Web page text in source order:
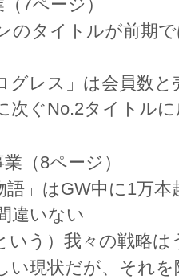
7ページ）
のタイトルが前期
グレス」は会員数
次ぐNo.2タイトル
（8ページ）
語」はGW中に1万
違いない
いう）我々の戦略
い現状だが、それ